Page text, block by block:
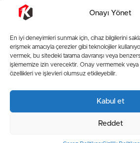
Onayı Yönet
En iyi deneyimleri sunmak için, cihaz bilgilerini
erişmek amacıyla çerezler gibi teknolojiler
vermek, bu sitedeki tarama davranışı veya
işlememize izin verecektir. Onay vermemek veya
özellikleri ve işlevleri olumsuz etkileyebilir.
Kabul et
Reddet
TV
TV Yayın Akışları
Yazarlar Site
AMP